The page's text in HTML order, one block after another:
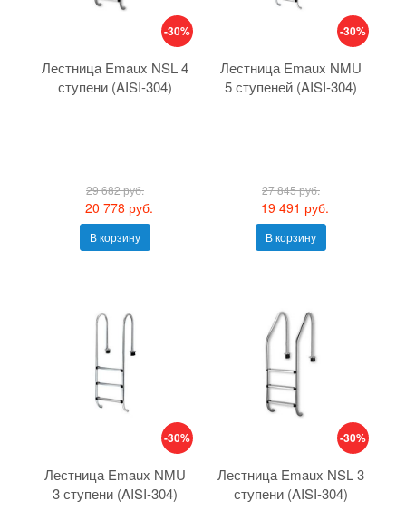
-30%
Лестница Emaux NSL 4
ступени (AISI-304)
29 682 руб.
20 778 руб.
В корзину
-30%
Лестница Emaux NMU
5 ступеней (AISI-304)
27 845 руб.
19 491 руб.
В корзину
-30%
Лестница Emaux NMU
3 ступени (AISI-304)
-30%
Лестница Emaux NSL 3
ступени (AISI-304)